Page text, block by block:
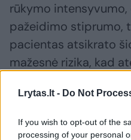
Lrytas.lt - Do Not
If you wish to opt-out of the
processing of your personal
rūkymo intensyvumo,
pažeidimo stiprumo,
pacientas atsikrato
mažesnė rizika, kad
susijusių sveikatos
Cincilevičiūtė.